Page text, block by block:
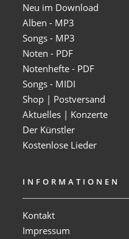
Neu im Download
Alben - MP3
Songs - MP3
Noten - PDF
Notenhefte - PDF
Songs - MIDI
Shop | Postversand
Aktuelles | Konzerte
Der Künstler
Kostenlose Lieder
INFORMATIONEN
Kontakt
Impressum